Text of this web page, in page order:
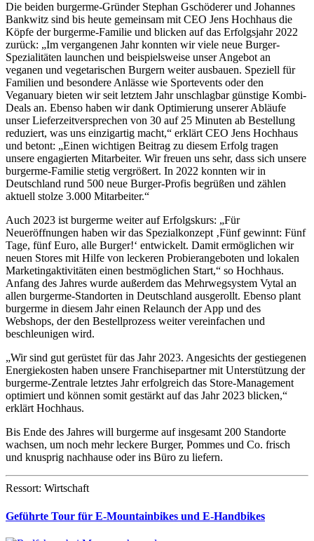
Die beiden burgerme-Gründer Stephan Gschöderer und Johannes
Bankwitz sind bis heute gemeinsam mit CEO Jens Hochhaus die
Köpfe der burgerme-Familie und blicken auf das Erfolgsjahr 2022
zurück: „Im vergangenen Jahr konnten wir viele neue Burger-
Spezialitäten launchen und beispielsweise unser Angebot an
veganen und vegetarischen Burgern weiter ausbauen. Speziell für
Familien und besondere Anlässe wie Sportevents oder den
Veganuary bieten wir seit letztem Jahr unschlagbar günstige Kombi-
Deals an. Ebenso haben wir dank Optimierung unserer Abläufe
unser Lieferzeitversprechen von 30 auf 25 Minuten ab Bestellung
reduziert, was uns einzigartig macht,“ erklärt CEO Jens Hochhaus
und betont: „Einen wichtigen Beitrag zu diesem Erfolg tragen
unsere engagierten Mitarbeiter. Wir freuen uns sehr, dass sich unsere
burgerme-Familie stetig vergrößert. In 2022 konnten wir in
Deutschland rund 500 neue Burger-Profis begrüßen und zählen
aktuell stolze 3.000 Mitarbeiter.“
Auch 2023 ist burgerme weiter auf Erfolgskurs: „Für
Neueröffnungen haben wir das Spezialkonzept ‚Fünf gewinnt: Fünf
Tage, fünf Euro, alle Burger!‘ entwickelt. Damit ermöglichen wir
neuen Stores mit Hilfe von leckeren Probierangeboten und lokalen
Marketingaktivitäten einen bestmöglichen Start,“ so Hochhaus.
Anfang des Jahres wurde außerdem das Mehrwegsystem Vytal an
allen burgerme-Standorten in Deutschland ausgerollt. Ebenso plant
burgerme in diesem Jahr einen Relaunch der App und des
Webshops, der den Bestellprozess weiter vereinfachen und
beschleunigen wird.
„Wir sind gut gerüstet für das Jahr 2023. Angesichts der gestiegenen
Energiekosten haben unsere Franchisepartner mit Unterstützung der
burgerme-Zentrale letztes Jahr erfolgreich das Store-Management
optimiert und können somit gestärkt auf das Jahr 2023 blicken,“
erklärt Hochhaus.
Bis Ende des Jahres will burgerme auf insgesamt 200 Standorte
wachsen, um noch mehr leckere Burger, Pommes und Co. frisch
und knusprig nachhause oder ins Büro zu liefern.
Ressort: Wirtschaft
Geführte Tour für E-Mountainbikes und E-Handbikes